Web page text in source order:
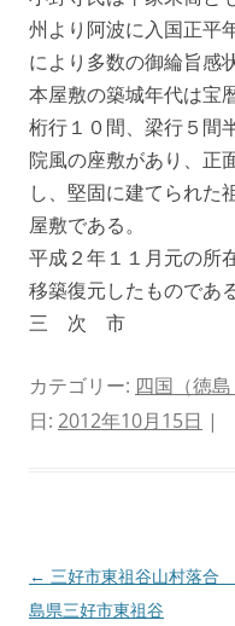
州より阿波に入国正平
により多数の御綸旨感
本屋敷の築城年代は宝
桁行１０間、梁行５間
院風の座敷があり、正
し、堅固に建てられた
屋敷である。
平成２年１１月元の所
移築復元したものである
三 次 市
カテゴリー: 四国（徳島
日: 2012年10月15日 |
投
稿
← 三好市東祖谷山村落
島県三好市東祖谷